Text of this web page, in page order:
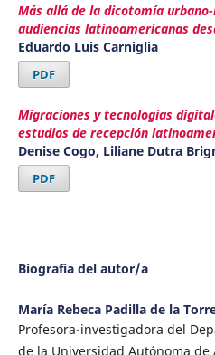
Más allá de la dicotomía
audiencias latinoamericanas
Eduardo Luis Carniglia
PDF
Migraciones y tecnologías
estudios de recepción
Denise Cogo, Liliane Dutra
PDF
Biografía del autor/a
María Rebeca Padilla de la
Profesora-investigadora del
de la Universidad Autónoma de